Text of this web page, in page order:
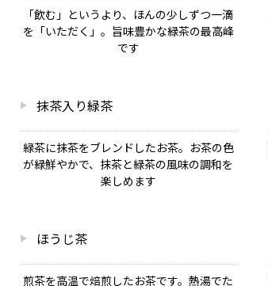
「飲む」というより、ほんの少しずつ一滴
を「いただく」。旨味豊かな緑茶の最高峰
です
抹茶入り緑茶
緑茶に抹茶をブレンドしたお茶。お茶の色
が緑鮮やかで、抹茶と緑茶の風味の調和を
楽しめます
ほうじ茶
煎茶を高温で焙煎したお茶です。熱湯でた